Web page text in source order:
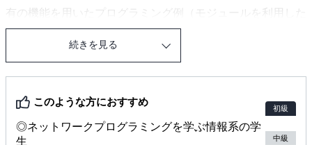
有の機能を用いたプログラミング例（モジュールを利用した
サーバ実装など）を紹介します。
ダウンロードできるサンプルプログラムが多数掲載されてい
【本書の基本環境】
続きを見る
このような方におすすめ
◎ネットワークプログラミングを学ぶ情報系の学
生
初級
中級